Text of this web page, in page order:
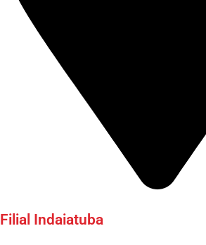
Filial Indaiatuba